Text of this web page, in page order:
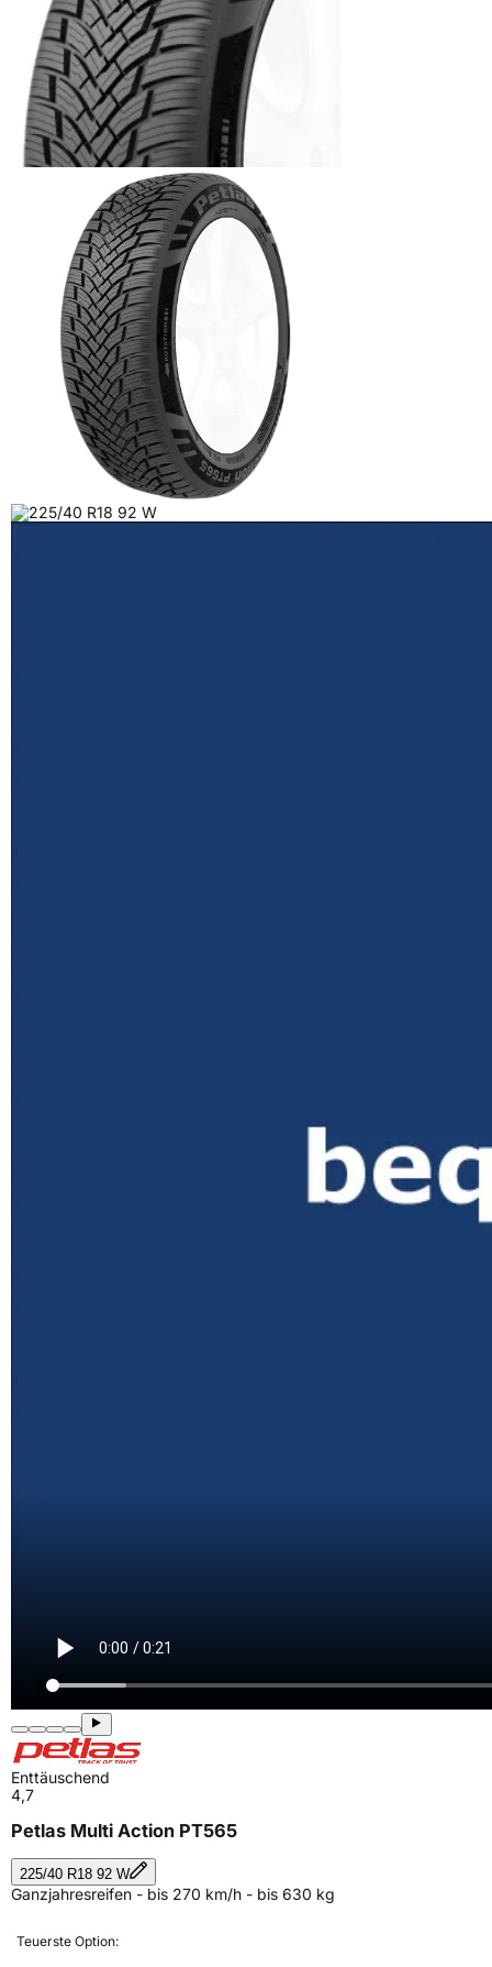
Enttäuschend
4,7
Petlas Multi Action PT565
225/40 R18 92 W
Ganzjahresreifen - bis 270 km/h - bis 630 kg
Teuerste Option: